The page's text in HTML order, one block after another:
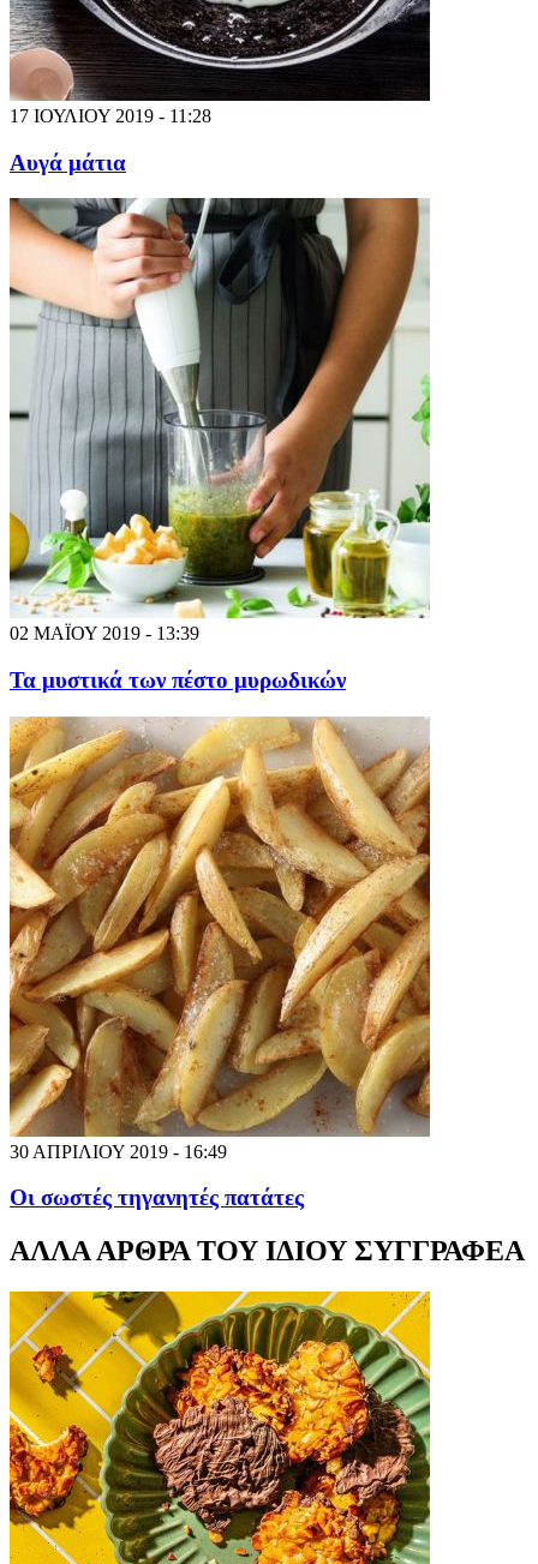
17 ΙΟΥΛΙΟΥ 2019 - 11:28
Αυγά μάτια
02 ΜΑΪΟΥ 2019 - 13:39
Τα μυστικά των πέστο μυρωδικών
30 ΑΠΡΙΛΙΟΥ 2019 - 16:49
Οι σωστές τηγανητές πατάτες
ΑΛΛΑ ΑΡΘΡΑ ΤΟΥ ΙΔΙΟΥ ΣΥΓΓΡΑΦΕΑ